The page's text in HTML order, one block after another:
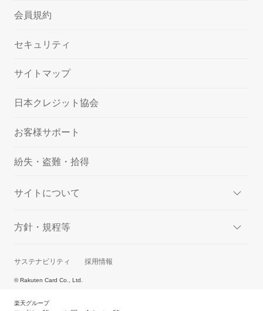
会員規約
セキュリティ
サイトマップ
日本クレジット協会
お客様サポート
紛失・盗難・拾得
サイトについて
方針・規程等
サステナビリティ 採用情報
© Rakuten Card Co., Ltd.
楽天グループ